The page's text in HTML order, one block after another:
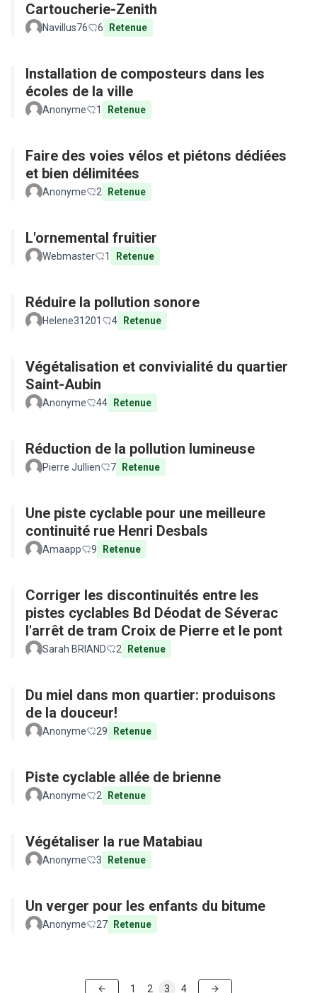
Cartoucherie-Zenith
Navillus76 6 Retenue
Installation de composteurs dans les
écoles de la ville
Anonyme 1 Retenue
Faire des voies vélos et piétons dédiées
et bien délimitées
Anonyme 2 Retenue
L'ornemental fruitier
Webmaster 1 Retenue
Réduire la pollution sonore
Helene31201 4 Retenue
Végétalisation et convivialité du quartier
Saint-Aubin
Anonyme 44 Retenue
Réduction de la pollution lumineuse
Pierre Jullien 7 Retenue
Une piste cyclable pour une meilleure
continuité rue Henri Desbals
Amaapp 9 Retenue
Corriger les discontinuités entre les
pistes cyclables Bd Déodat de Séverac
l'arrêt de tram Croix de Pierre et le pont
Sarah BRIAND 2 Retenue
Du miel dans mon quartier: produisons
de la douceur!
Anonyme 29 Retenue
Piste cyclable allée de brienne
Anonyme 2 Retenue
Végétaliser la rue Matabiau
Anonyme 3 Retenue
Un verger pour les enfants du bitume
Anonyme 27 Retenue
1 2 3 4